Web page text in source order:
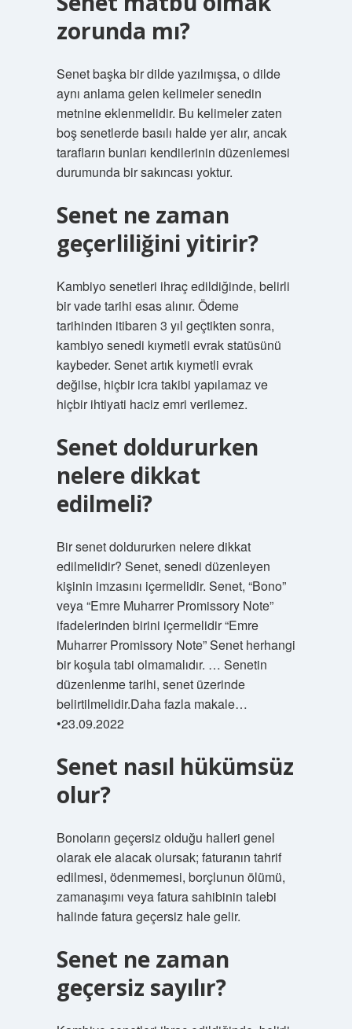
zorunda mı?
Senet başka bir dilde yazılmışsa, o dilde
aynı anlama gelen kelimeler senedin
metnine eklenmelidir. Bu kelimeler zaten
boş senetlerde basılı halde yer alır, ancak
tarafların bunları kendilerinin düzenlemesi
durumunda bir sakıncası yoktur.
Senet ne zaman
geçerliliğini yitirir?
Kambiyo senetleri ihraç edildiğinde, belirli
bir vade tarihi esas alınır. Ödeme
tarihinden itibaren 3 yıl geçtikten sonra,
kambiyo senedi kıymetli evrak statüsünü
kaybeder. Senet artık kıymetli evrak
değilse, hiçbir icra takibi yapılamaz ve
hiçbir ihtiyati haciz emri verilemez.
Senet doldururken
nelere dikkat
edilmeli?
Bir senet doldururken nelere dikkat
edilmelidir? Senet, senedi düzenleyen
kişinin imzasını içermelidir. Senet, “Bono”
veya “Emre Muharrer Promissory Note”
ifadelerinden birini içermelidir “Emre
Muharrer Promissory Note” Senet herhangi
bir koşula tabi olmamalıdır. … Senetin
düzenlenme tarihi, senet üzerinde
belirtilmelidir.Daha fazla makale…
•23.09.2022
Senet nasıl hükümsüz
olur?
Bonoların geçersiz olduğu halleri genel
olarak ele alacak olursak; faturanın tahrif
edilmesi, ödenmemesi, borçlunun ölümü,
zamanaşımı veya fatura sahibinin talebi
halinde fatura geçersiz hale gelir.
Senet ne zaman
geçersiz sayılır?